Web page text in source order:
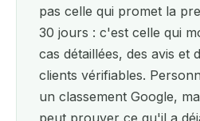
pas celle qui promet la
30 jours : c'est celle qui
cas détaillées, des avis et
clients vérifiables.
un classement Google,
peut prouver ce qu'il a